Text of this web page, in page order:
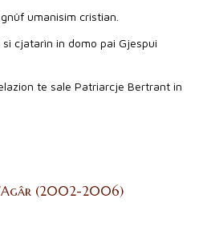
umanisim cristian.
in domo pai Gjespui
te sale Patriarcje Bertrant in
L’Agâr (2002-2006)